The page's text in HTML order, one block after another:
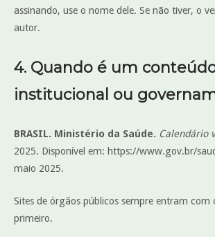
assinando, use o nome dele. Se não tiver, o
autor.
4. Quando é um
institucional ou
BRASIL. Ministério da Saúde. Calendário
2025. Disponível em: https://www.gov.br/
maio 2025.
Sites de órgãos públicos sempre entram com
primeiro.